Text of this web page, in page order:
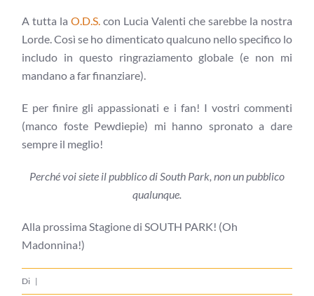
A tutta laO.D.S. con Lucia Valenti che sarebbe la nostra
Lorde. Così se ho dimenticato qualcuno nello specifico lo
includo in questo ringraziamento globale (e non mi
mandano a far finanziare).
E per finire gli appassionati e i fan! I vostri commenti
(manco foste Pewdiepie) mi hanno spronato a dare
sempre il meglio!
Perché voi siete il pubblico di South Park, non un pubblico
qualunque.
Alla prossima Stagione di SOUTH PARK! (Oh
Madonnina!)
Di |